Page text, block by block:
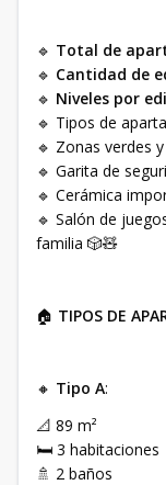
🔹 Total de
🔹 Cantidad de
🔹 Niveles por
🔹 Tipos de
🔹 Zonas verdes
🔹 Garita de
🔹 Cerámica
🔹 Salón de
familia 🎲🧸
🏠 TIPOS DE
🔸 Tipo A:
📐 89 m²
🛏️ 3 habitaciones
🚿 2 baños